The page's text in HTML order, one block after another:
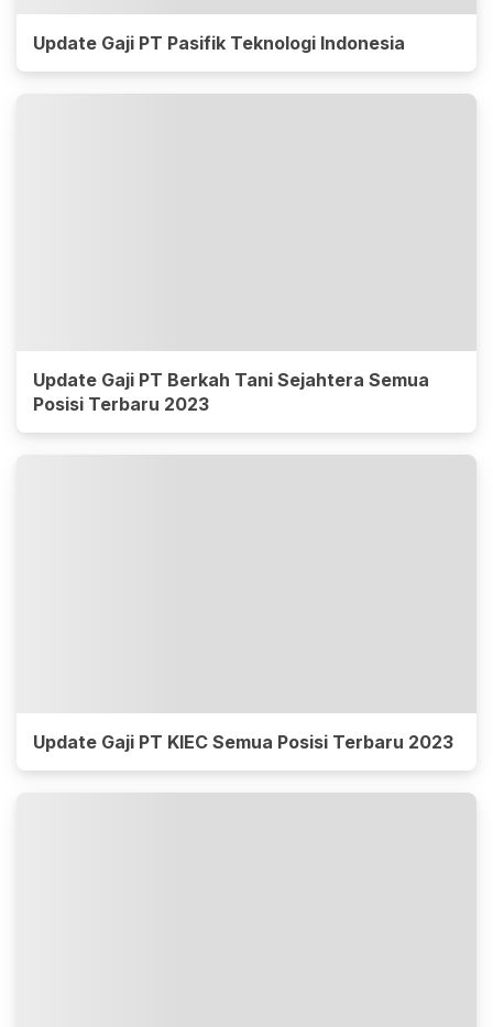
Update Gaji PT Pasifik Teknologi Indonesia
Update Gaji PT Berkah Tani Sejahtera Semua
Posisi Terbaru 2023
Update Gaji PT KIEC Semua Posisi Terbaru 2023